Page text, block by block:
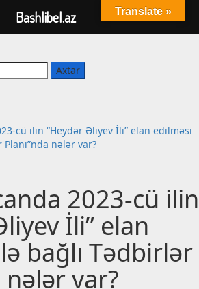
cü ilin “Heydər Əliyev İli” elan edilməsi
nələr var?
2023-cü ilin
İli” elan
bağlı Tədbirlər
nələr var?
Translate »
Bashlibel.az